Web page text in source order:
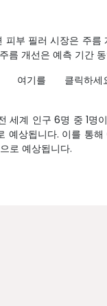
피부 필러 시장은 주
름 개선은 예측 기간
여기를 클릭하
세계 인구 6명 중 1
예상됩니다. 이를 통
로 예상됩니다.